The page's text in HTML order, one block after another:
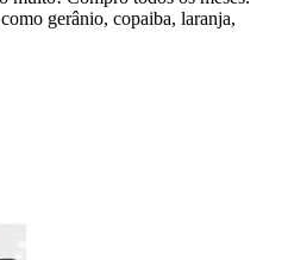
gerânio, copaiba, laranja,